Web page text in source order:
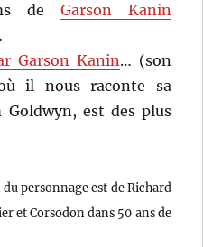
de Garson Kanin
Garson Kanin… (son
il nous raconte sa
Goldwyn, est des plus
personnage est de Richard
et Corsodon dans 50 ans de